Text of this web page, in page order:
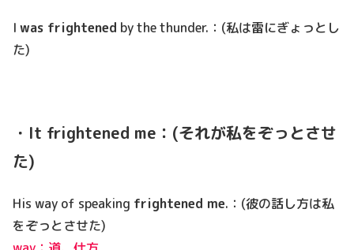
I was frightened by the thunder.：(私は雷にぎょっとし
た)
・It frightened me：(それが私をぞっとさせ
た)
His way of speaking frightened me.：(彼の話し方は私
をぞっとさせた)